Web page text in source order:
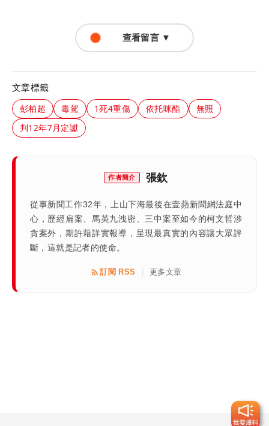
查看留言 ▼
文章標籤
彭柏超 毒駕 1死4重傷 依托咪酯
無照
判12年7月定讞
作者簡介 張欽
從事新聞工作32年，上山下海最後在壹蘋新聞網法庭中
心，歷經扁案、馬英九洩密、三中案至如今的柯文哲涉
貪案外，期許藉詳實報導，呈現最真實的內容讓大眾評
斷，這就是記者的使命。
訂閱 RSS 更多文章